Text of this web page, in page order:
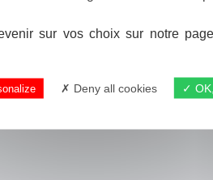
sur vos choix sur notre
Deny all cookies